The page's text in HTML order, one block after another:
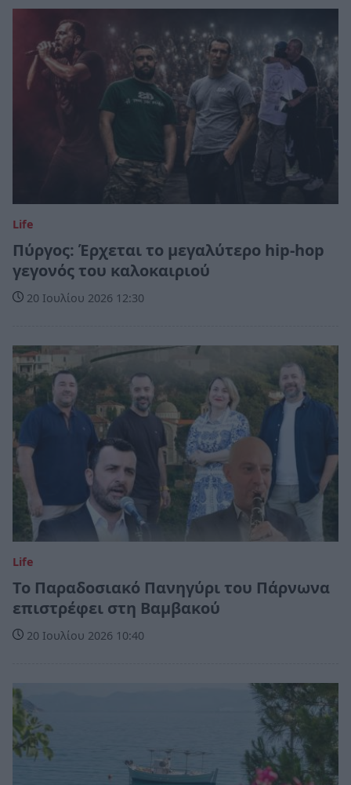
Life
Πύργος: Έρχεται το μεγαλύτερο hip-hop
γεγονός του καλοκαιριού
20 Ιουλίου 2026 12:30
Life
Το Παραδοσιακό Πανηγύρι του Πάρνωνα
επιστρέφει στη Βαμβακού
20 Ιουλίου 2026 10:40